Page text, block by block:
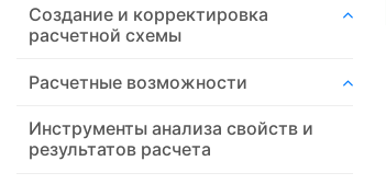
Создание и корректировка
расчетной схемы
Расчетные возможности
Инструменты анализа свойств и
результатов расчета